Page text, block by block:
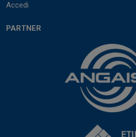
Accedi
PARTNER